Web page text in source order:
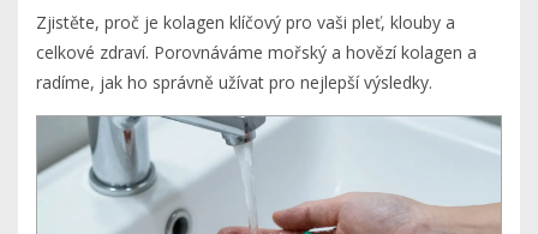
Zjistěte, proč je kolagen klíčový pro vaši pleť, klouby a
celkové zdraví. Porovnáváme mořský a hovězí kolagen a
radíme, jak ho správně užívat pro nejlepší výsledky.